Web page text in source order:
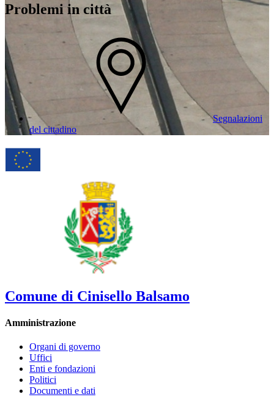
Problemi in città
Segnalazioni
del cittadino
Comune di Cinisello Balsamo
Amministrazione
Organi di governo
Uffici
Enti e fondazioni
Politici
Documenti e dati